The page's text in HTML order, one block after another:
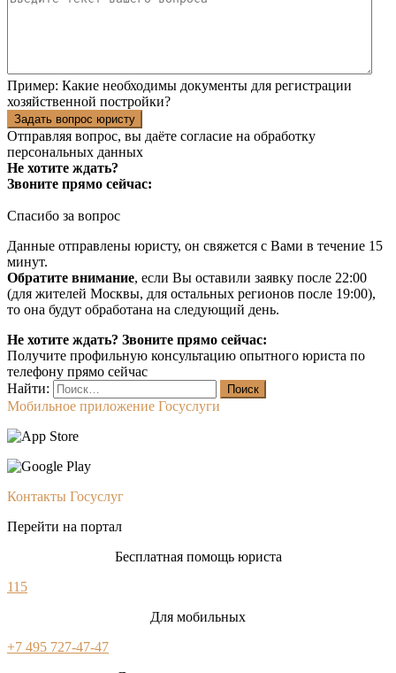
Пример: Какие необходимы документы для регистрации
хозяйственной постройки?
Задать вопрос юристу
Отправляя вопрос, вы даёте согласие на обработку
персональных данных
Не хотите ждать?
Звоните прямо сейчас:
Спасибо за вопрос
Данные отправлены юристу, он свяжется с Вами в течение 15
минут.
Обратите внимание, если Вы оставили заявку после 22:00
(для жителей Москвы, для остальных регионов после 19:00),
то она будут обработана на следующий день.
Не хотите ждать? Звоните прямо сейчас:
Получите профильную консультацию опытного юриста по
телефону прямо сейчас
Найти:
Мобильное приложение Госуслуги
Контакты Госуслуг
Перейти на портал
Бесплатная помощь юриста
115
Для мобильных
+7 495 727-47-47